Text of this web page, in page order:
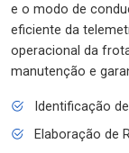
e o modo de
eficiente da
operacional da
manutenção e
Identificação
Elaboração de